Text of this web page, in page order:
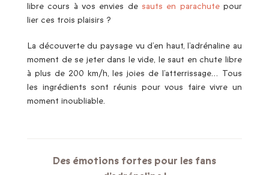
libre cours à vos envies de sauts en parachutepour
lier ces trois plaisirs ?
La découverte du paysage vu d’en haut, l’adrénaline au
moment de se jeter dans le vide, le saut en chute libre
à plus de 200 km/h, les joies de l’atterrissage… Tous
les ingrédients sont réunis pour vous faire vivre un
moment inoubliable.
Des émotions fortes pour les fans